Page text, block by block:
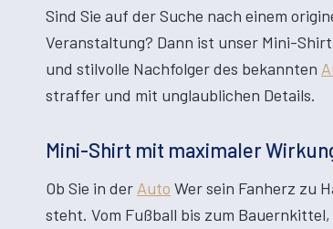
Sind Sie auf der Suche nach einem
Veranstaltung? Dann ist unser Mini-
und stilvolle Nachfolger des bekannten
straffer und mit unglaublichen Details.
Mini-Shirt mit maximaler
Ob Sie in der Auto Wer sein Fanherz zu
steht. Vom Fußball bis zum